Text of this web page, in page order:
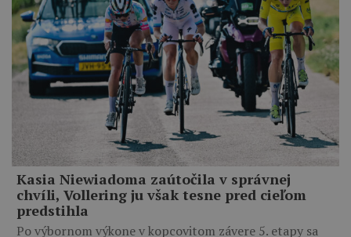
Kasia Niewiadoma zaútočila v správnej
chvíli, Vollering ju však tesne pred cieľom
predstihla
Po výbornom výkone v kopcovitom závere 5. etapy sa